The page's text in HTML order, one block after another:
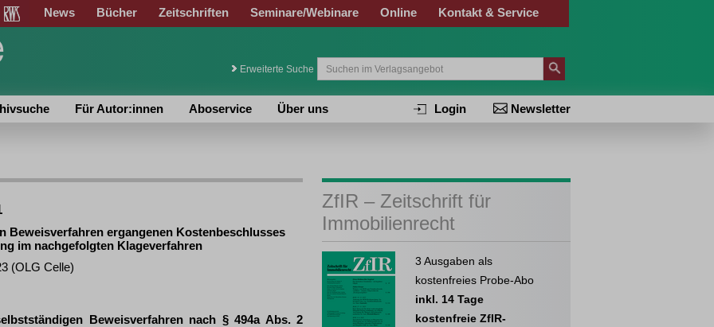
News Bücher Zeitschriften Seminare/Webinare Online Kontakt & Service
Erweiterte Suche
Für Autor:innen Aboservice Über uns Newsletter
Login
Beweisverfahren ergangenen Kostenbeschlusses
im nachgefolgten Klageverfahren
(OLG Celle)
Beweisverfahren nach § 494a Abs. 2
ZfIR – Zeitschrift für
Immobilienrecht
3 Ausgaben als
kostenfreies Probe-Abo
inkl. 14 Tage
kostenfreie ZfIR-